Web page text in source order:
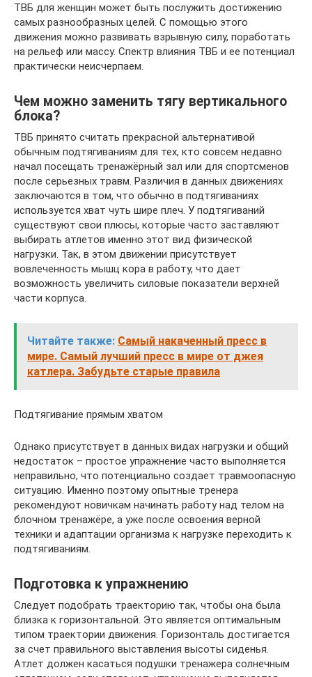
ТВБ для женщин может быть послужить достижению
самых разнообразных целей. С помощью этого
движения можно развивать взрывную силу, поработать
на рельеф или массу. Спектр влияния ТВБ и ее потенциал
практически неисчерпаем.
Чем можно заменить тягу вертикального
блока?
ТВБ принято считать прекрасной альтернативой
обычным подтягиваниям для тех, кто совсем недавно
начал посещать тренажёрный зал или для спортсменов
после серьезных травм. Различия в данных движениях
заключаются в том, что обычно в подтягиваниях
используется хват чуть шире плеч. У подтягиваний
существуют свои плюсы, которые часто заставляют
выбирать атлетов именно этот вид физической
нагрузки. Так, в этом движении присутствует
вовлеченность мышц кора в работу, что дает
возможность увеличить силовые показатели верхней
части корпуса.
Читайте также: Самый накаченный пресс в
мире. Самый лучший пресс в мире от джея
катлера. Забудьте старые правила
Подтягивание прямым хватом
Однако присутствует в данных видах нагрузки и общий
недостаток – простое упражнение часто выполняется
неправильно, что потенциально создает травмоопасную
ситуацию. Именно поэтому опытные тренера
рекомендуют новичкам начинать работу над телом на
блочном тренажёре, а уже после освоения верной
техники и адаптации организма к нагрузке переходить к
подтягиваниям.
Подготовка к упражнению
Следует подобрать траекторию так, чтобы она была
близка к горизонтальной. Это является оптимальным
типом траектории движения. Горизонталь достигается
за счет правильного выставления высоты сиденья.
Атлет должен касаться подушки тренажера солнечным